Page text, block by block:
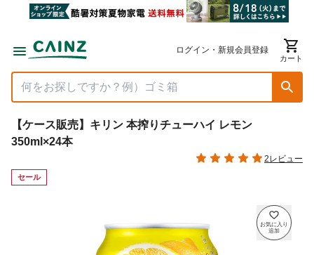
ログイン・新規会員登録
カート
【ケース販売】キリン 本搾りチューハイ レモン
350ml×24本
2レビュー
セール